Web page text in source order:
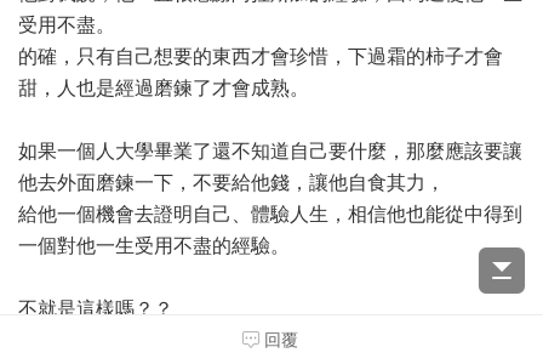
受用不盡。
的確，只有自己想要的東西才會珍惜，下過霜的柿子才會
甜，人也是經過磨鍊了才會成熟。
如果一個人大學畢業了還不知道自己要什麼，那麼應該要讓
他去外面磨鍊一下，不要給他錢，讓他自食其力，
給他一個機會去證明自己、體驗人生，相信他也能從中得到
一個對他一生受用不盡的經驗。
不就是這樣嗎？？
回覆